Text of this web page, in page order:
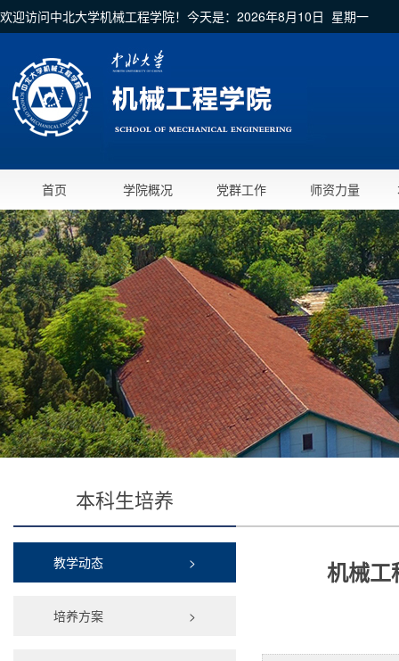
欢迎访问中北大学机械工程学院！今天是： 2026年8月10日 星期一
首页 学院概况 党群工作 师资力量
本科生培养
教学动态 >
培养方案 >
机械工